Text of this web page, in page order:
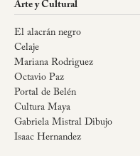
Arte y Cultural
El alacrán negro
Celaje
Mariana Rodriguez
Octavio Paz
Portal de Belén
Cultura Maya
Gabriela Mistral Dibujo
Isaac Hernandez